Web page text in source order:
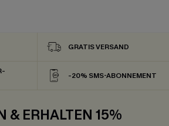
GRATIS VERSAND
-20% SMS-ABONNEMENT
& ERHALTEN 15%